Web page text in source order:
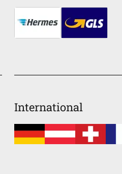
International